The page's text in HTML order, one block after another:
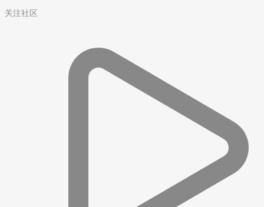
关注社区